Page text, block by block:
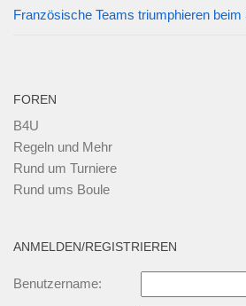
Französische Teams triumphieren
FOREN
B4U
Regeln und Mehr
Rund um Turniere
Rund ums Boule
ANMELDEN/REGISTRIEREN
Benutzername: